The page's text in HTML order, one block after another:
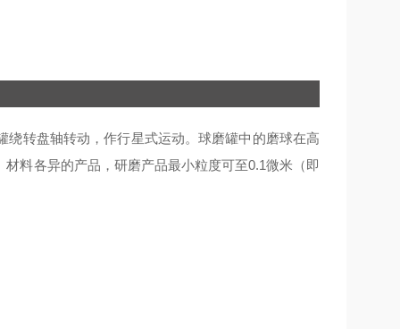
转盘轴转动，作行星式运动。球磨罐中的磨球在高
料各异的产品，研磨产品最小粒度可至0.1微米（即